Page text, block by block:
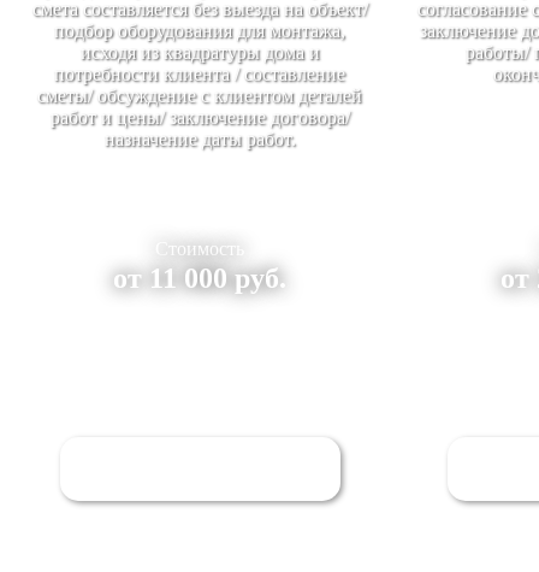
смета составляется без выезда на объект/
подбор оборудования для монтажа,
исходя из квадратуры дома и
потребности клиента / составление
сметы/ обсуждение с клиентом деталей
работ и цены/ заключение договора/
назначение даты работ.
Стоимость
от 11 000 руб.
согласование
заключение
работы/
от